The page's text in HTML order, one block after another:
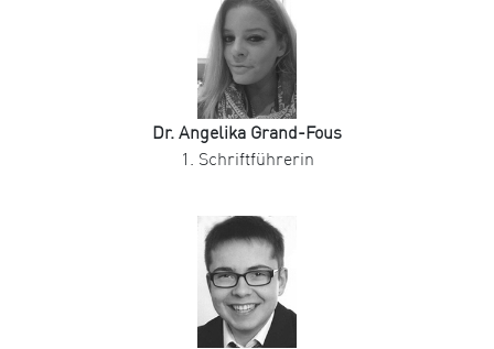
Dr. Angelika Grand-Fous
1. Schriftführerin